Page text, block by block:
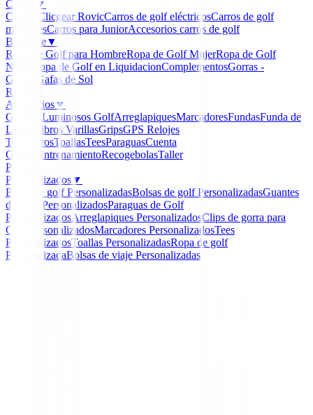
Carros
▼
Carros Clicgear RovicCarros de golf eléctricosCarros de golf
manualesCarros para JuniorAccesorios carros de golf
Boutique▼
Ropa de Golf para HombreRopa de Golf MujerRopa de Golf
Niños
Ropa de Golf en LiquidacionComplementosGorras -
Gorros
Gafas de Sol
Regalos
Accesorios▼
GuantesLuminosos GolfArreglapiquesMarcadoresFundasFunda de
Lluvia
Libros VarillasGripsGPS Relojes
TelemetrosToallasTeesParaguasCuenta
Golpes
EntrenamientoRecogebolasTaller
Packs
Personalizados▼
Bolas de golf PersonalizadasBolsas de golf PersonalizadasGuantes
de Golf PersonalizadosParaguas de Golf
PersonalizadosArreglapiques PersonalizadosClips de gorra para
Golf PersonalizadosMarcadores PersonalizadosTees
PersonalizadosToallas PersonalizadasRopa de golf
PersonalizadaBolsas de viaje Personalizadas